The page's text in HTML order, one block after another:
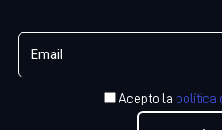
Acepto la política